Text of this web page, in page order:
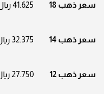
سعر ذهب 18 41.625 ريال
سعر ذهب 14 32.375 ريال
سعر ذهب 12 27.750 ريال